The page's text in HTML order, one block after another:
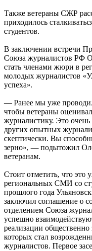
Также ветераны СЖР
приходилось
студентов.
В заключении встречи
Союза журналистов РФ
стать членами жюри в
молодых журналистов
успеха».
— Ранее мы уже
чтобы ветераны
журналистику. Это
других опытных
скептически. Вы
зерно», — подытожил
ветеранам.
Стоит отметить, что это
региональных СМИ со
прошлого года
заключил соглашение о
отделением Союза
успешно
реализации
которых стал
журналистов. Первое